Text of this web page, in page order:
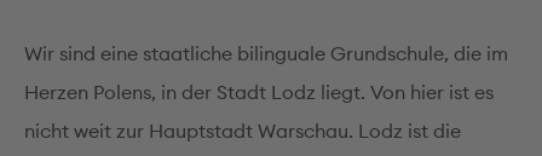
Wir sind eine staatliche bilinguale Grundschule, die im
Herzen Polens, in der Stadt Lodz liegt. Von hier ist es
nicht weit zur Hauptstadt Warschau. Lodz ist die